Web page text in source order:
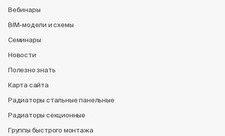
Вебинары
BIM-модели и схемы
Семинары
Новости
Полезно знать
Карта сайта
Радиаторы стальные панельные
Радиаторы секционные
Группы быстрого монтажа